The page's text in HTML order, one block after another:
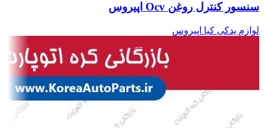
سنسور کنترل روغن Ocv اپیروس
لوازم یدکی کیا اپیروس